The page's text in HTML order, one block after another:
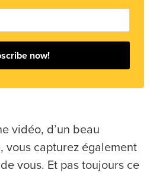
now!
vidéo, d’un beau
vous capturez également
vous. Et pas toujours ce